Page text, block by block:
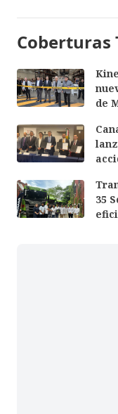
Coberturas
de
35